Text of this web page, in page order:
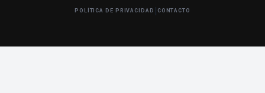
POLÍTICA DE PRIVACIDAD | CONTACTO